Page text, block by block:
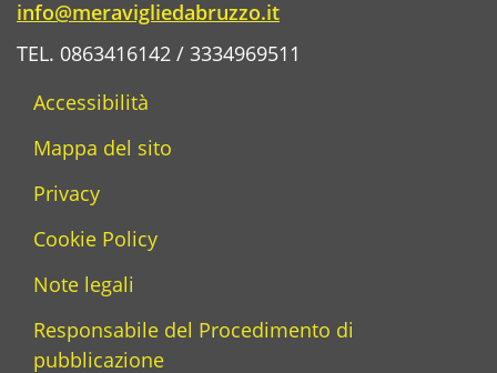
info@meravigliedabruzzo.it
TEL. 0863416142 / 3334969511
Accessibilità
Mappa del sito
Privacy
Cookie Policy
Note legali
Responsabile del Procedimento di
pubblicazione